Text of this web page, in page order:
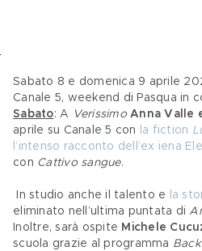
Sabato 8 e domenica 9 aprile
Canale 5, weekend di Pasqua in
Sabato: A Verissimo Anna Valle
aprile su Canale 5 con
la fiction
l’intenso racconto dell’ex iena
con Cattivo sangue.
In studio anche il talento e la
eliminato nell’ultima puntata di
Inoltre, sarà ospite Michele
scuola grazie al programma